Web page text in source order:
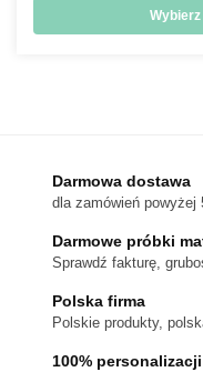
Darmowa dostawa
dla zamówień powyżej
Darmowe próbki
Sprawdź fakturę,
Polska firma
Polskie produkty,
100% personalizacji